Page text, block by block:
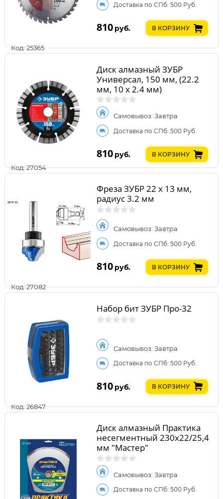
Код: 25365
Доставка по СПб: 500 Руб.
810 руб. В КОРЗИНУ
Код: 27054
Диск алмазный ЗУБР
Универсал, 150 мм, (22.2
мм, 10 х 2.4 мм)
Самовывоз: Завтра
Доставка по СПб: 500 Руб.
810 руб. В КОРЗИНУ
Код: 27082
Фреза ЗУБР 22 x 13 мм,
радиус 3.2 мм
Самовывоз: Завтра
Доставка по СПб: 500 Руб.
810 руб. В КОРЗИНУ
Код: 26847
Набор бит ЗУБР Про-32
Самовывоз: Завтра
Доставка по СПб: 500 Руб.
810 руб. В КОРЗИНУ
Диск алмазный Практика
несегментный 230х22/25,4
мм "Мастер"
Самовывоз: Завтра
Доставка по СПб: 500 Руб.